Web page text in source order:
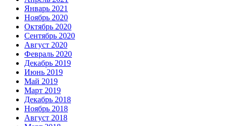
Январь 2021
Ноябрь 2020
Октябрь 2020
Сентябрь 2020
Август 2020
Февраль 2020
Декабрь 2019
Июнь 2019
Май 2019
Март 2019
Декабрь 2018
Ноябрь 2018
Август 2018